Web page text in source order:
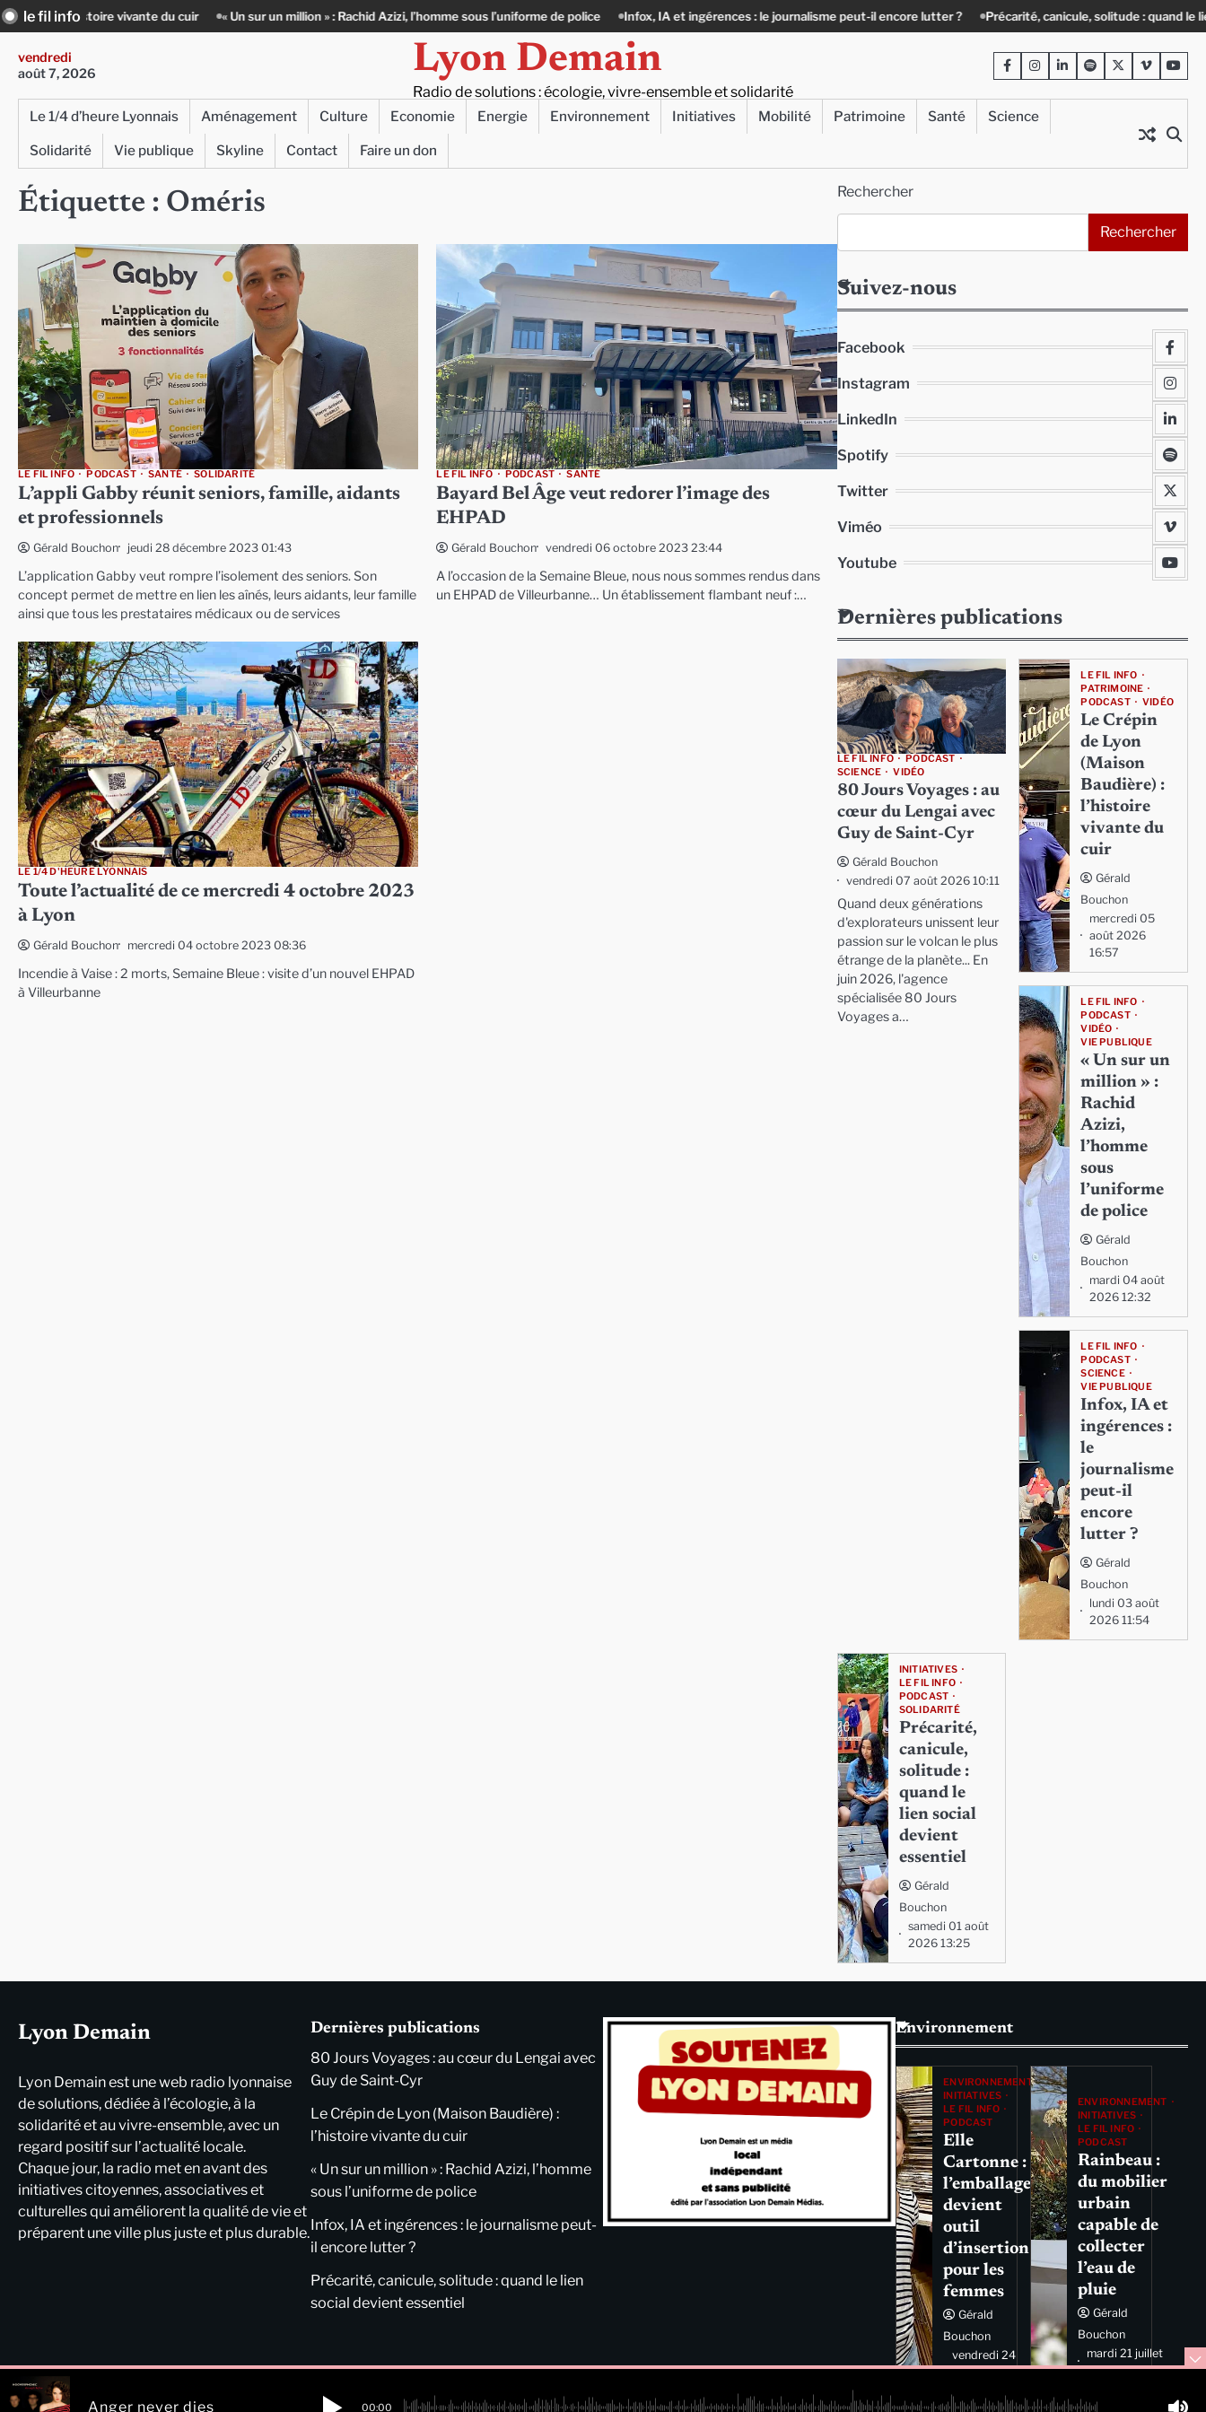
Skip
to
content
le fil info
vivante du cuir « Un sur un million » : Rachid Azizi, l’homme sous l’uniforme de police Infox, IA et ingérences : le journalisme peut-il encore lutter ? Précarité, canicule, solitude : quand le lien social
vendredi
août 7, 2026
Lyon Demain
Radio de solutions : écologie, vivre-ensemble et solidarité
Facebook
Instagram
LinkedInSpotifyTwitterViméo
Le 1/4 d’heure Lyonnais Aménagement Culture Economie Energie Environnement Initiatives Mobilité Patrimoine Santé
Science
Solidarité
Vie publique Skyline Contact Faire un don
Étiquette : Oméris
LE FIL INFO PODCAST SANTÉ SOLIDARITÉ
L’appli Gabby réunit seniors, famille, aidants
et professionnels
Gérald Bouchon jeudi 28 décembre 2023 01:43
L’application Gabby veut rompre l’isolement des seniors. Son
concept permet de mettre en lien les aînés, leurs aidants, leur famille
ainsi que tous les prestataires médicaux ou de services
LE FIL INFO PODCAST SANTÉ
Bayard Bel Âge veut redorer l’image des
EHPAD
Gérald Bouchon vendredi 06 octobre 2023 23:44
A l’occasion de la Semaine Bleue, nous nous sommes rendus dans
un EHPAD de Villeurbanne… Un établissement flambant neuf :…
LE 1/4 D'HEURE LYONNAIS
Toute l’actualité de ce mercredi 4 octobre 2023
à Lyon
Gérald Bouchon mercredi 04 octobre 2023 08:36
Incendie à Vaise : 2 morts, Semaine Bleue : visite d’un nouvel EHPAD
à Villeurbanne
Rechercher
Rechercher
Suivez-nous
Facebook
Instagram
LinkedIn
Spotify
Twitter
Viméo
Youtube
Dernières publications
LE FIL INFO
PODCAST
SCIENCE
VIDÉO
80 Jours Voyages : au
cœur du Lengai avec
Guy de Saint-Cyr
Gérald Bouchon
vendredi 07 août 2026 10:11
Quand deux générations
d'explorateurs unissent leur
passion sur le volcan le plus
étrange de la planète... En
juin 2026, l'agence
spécialisée 80 Jours
Voyages a…
LE FIL INFO
PATRIMOINE
PODCAST
VIDÉO
Le Crépin
de Lyon
(Maison
Baudière) :
l’histoire
vivante du
cuir
Gérald
Bouchon
mercredi 05
août 2026
16:57
LE FIL INFO
PODCAST
VIDÉO
VIE PUBLIQUE
« Un sur un
million » :
Rachid
Azizi,
l’homme
sous
l’uniforme
de police
Gérald
Bouchon
mardi 04 août
2026 12:32
LE FIL INFO
PODCAST
SCIENCE
VIE PUBLIQUE
Infox, IA et
ingérences :
le
journalisme
peut-il
encore
lutter ?
Gérald
Bouchon
lundi 03 août
2026 11:54
INITIATIVES
LE FIL INFO
PODCAST
SOLIDARITÉ
Précarité,
canicule,
solitude :
quand le
lien social
devient
essentiel
Gérald
Bouchon
samedi 01 août
2026 13:25
Lyon Demain
Lyon Demain est une web radio lyonnaise
de solutions, dédiée à l’écologie, à la
solidarité et au vivre-ensemble, avec un
regard positif sur l’actualité locale.
Chaque jour, la radio met en avant des
initiatives citoyennes, associatives et
culturelles qui améliorent la qualité de vie et
préparent une ville plus juste et plus durable.
Dernières publications
80 Jours Voyages : au cœur du Lengai avec
Guy de Saint-Cyr
Le Crépin de Lyon (Maison Baudière) :
l’histoire vivante du cuir
« Un sur un million » : Rachid Azizi, l’homme
sous l’uniforme de police
Infox, IA et ingérences : le journalisme peut-
il encore lutter ?
Précarité, canicule, solitude : quand le lien
social devient essentiel
Environnement
ENVIRONNEMENT
INITIATIVES
LE FIL INFO
PODCAST
Elle
Cartonne :
l’emballage
devient
outil
d’insertion
pour les
femmes
Gérald
Bouchon
vendredi 24
juillet 2026
ENVIRONNEMENT
INITIATIVES
LE FIL INFO
PODCAST
Rainbeau :
du mobilier
urbain
capable de
collecter
l’eau de
pluie
Gérald
Bouchon
mardi 21 juillet
2026 11:44
Anger never dies 00:00